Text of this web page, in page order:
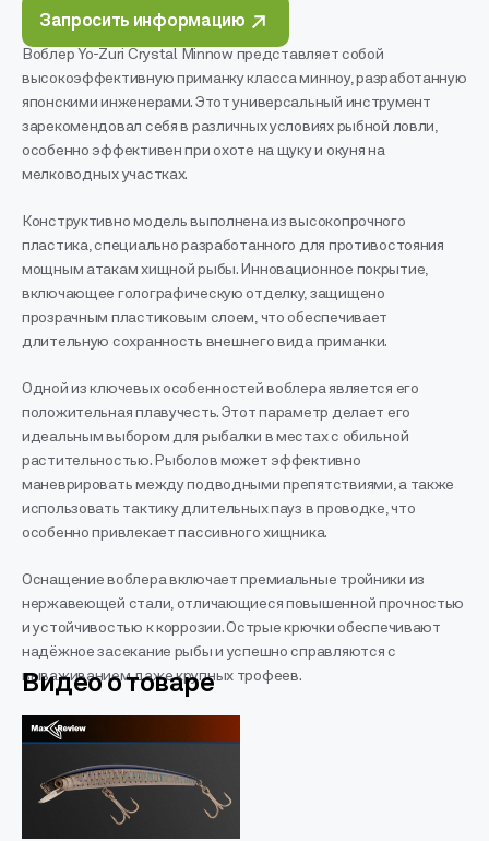
Запросить информацию
Воблер Yo-Zuri Crystal Minnow представляет собой
высокоэффективную приманку класса минноу, разработанную
японскими инженерами. Этот универсальный инструмент
зарекомендовал себя в различных условиях рыбной ловли,
особенно эффективен при охоте на щуку и окуня на
мелководных участках.
Конструктивно модель выполнена из высокопрочного
пластика, специально разработанного для противостояния
мощным атакам хищной рыбы. Инновационное покрытие,
включающее голографическую отделку, защищено
прозрачным пластиковым слоем, что обеспечивает
длительную сохранность внешнего вида приманки.
Одной из ключевых особенностей воблера является его
положительная плавучесть. Этот параметр делает его
идеальным выбором для рыбалки в местах с обильной
растительностью. Рыболов может эффективно
маневрировать между подводными препятствиями, а также
использовать тактику длительных пауз в проводке, что
особенно привлекает пассивного хищника.
Оснащение воблера включает премиальные тройники из
нержавеющей стали, отличающиеся повышенной прочностью
и устойчивостью к коррозии. Острые крючки обеспечивают
надёжное засекание рыбы и успешно справляются с
вываживанием даже крупных трофеев.
Видео о товаре